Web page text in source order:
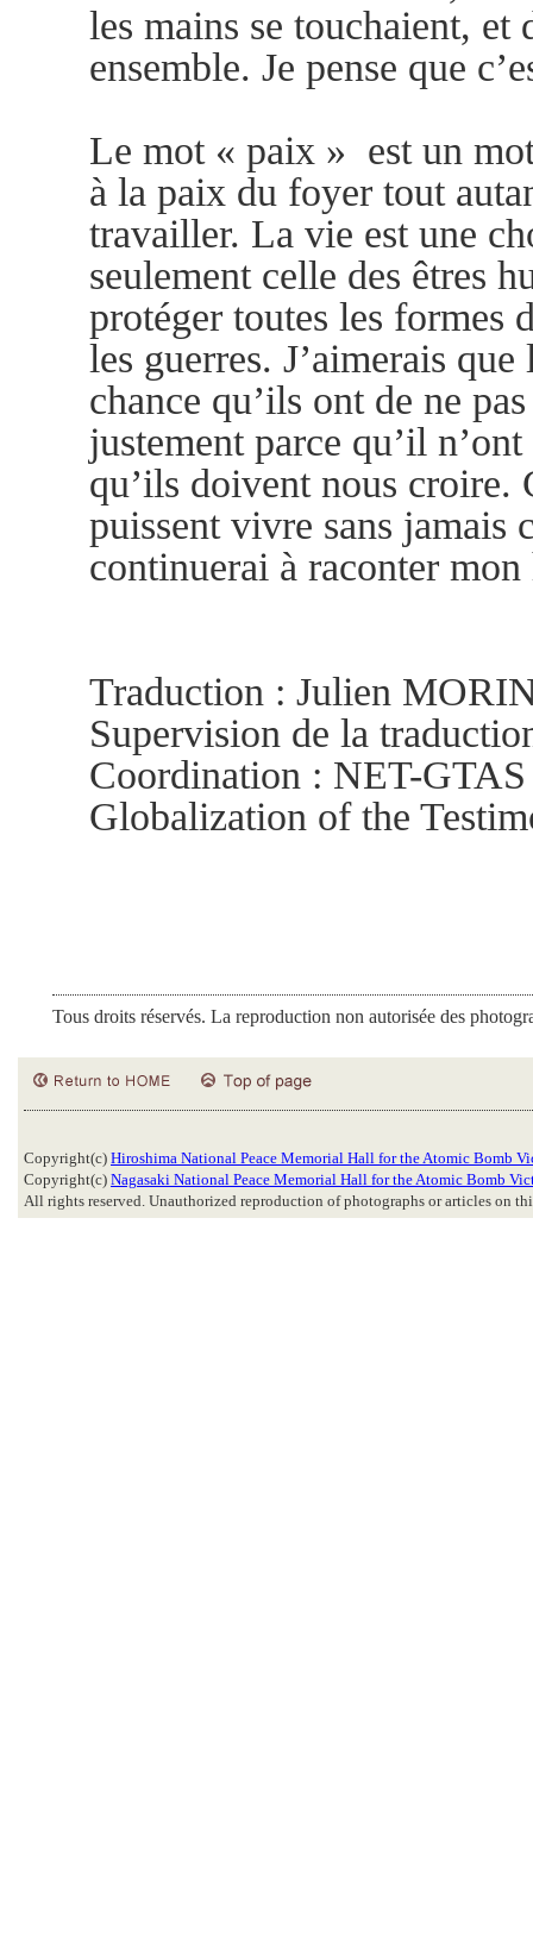
les mains se touchaient,
ensemble. Je pense que
Le mot « paix » est un
à la paix du foyer tout
travailler. La vie est une
seulement celle des êtres
protéger toutes les formes
les guerres. J’aimerais
chance qu’ils ont de ne
justement parce qu’il
qu’ils doivent nous croire.
puissent vivre sans jamais
continuerai à raconter
Traduction : Julien
Supervision de la
Coordination : NET-
Globalization of the
Tous droits réservés. La reproduction non autorisée des
Copyright(c) Hiroshima National Peace Memorial Hall for the Atomic Bomb
Copyright(c) Nagasaki National Peace Memorial Hall for the Atomic Bomb
All rights reserved. Unauthorized reproduction of photographs or articles on